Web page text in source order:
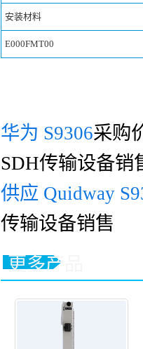
安装材料
E000FMT00
华为 S9306采购
SDH传输设备销
供应 Quidway
传输设备销售
更多产品